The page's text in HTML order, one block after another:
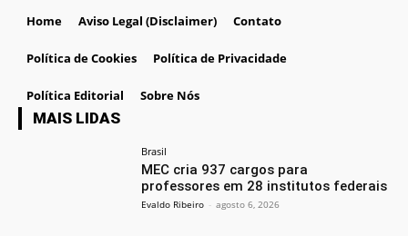
Home Aviso Legal (Disclaimer) Contato
Política de Cookies Política de Privacidade
Política Editorial Sobre Nós
MAIS LIDAS
Brasil
MEC cria 937 cargos para
professores em 28 institutos federais
Evaldo Ribeiro - agosto 6, 2026